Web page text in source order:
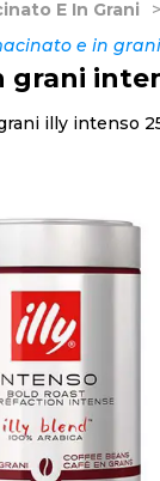
E In Grani
>
e in
grani
illy intenso